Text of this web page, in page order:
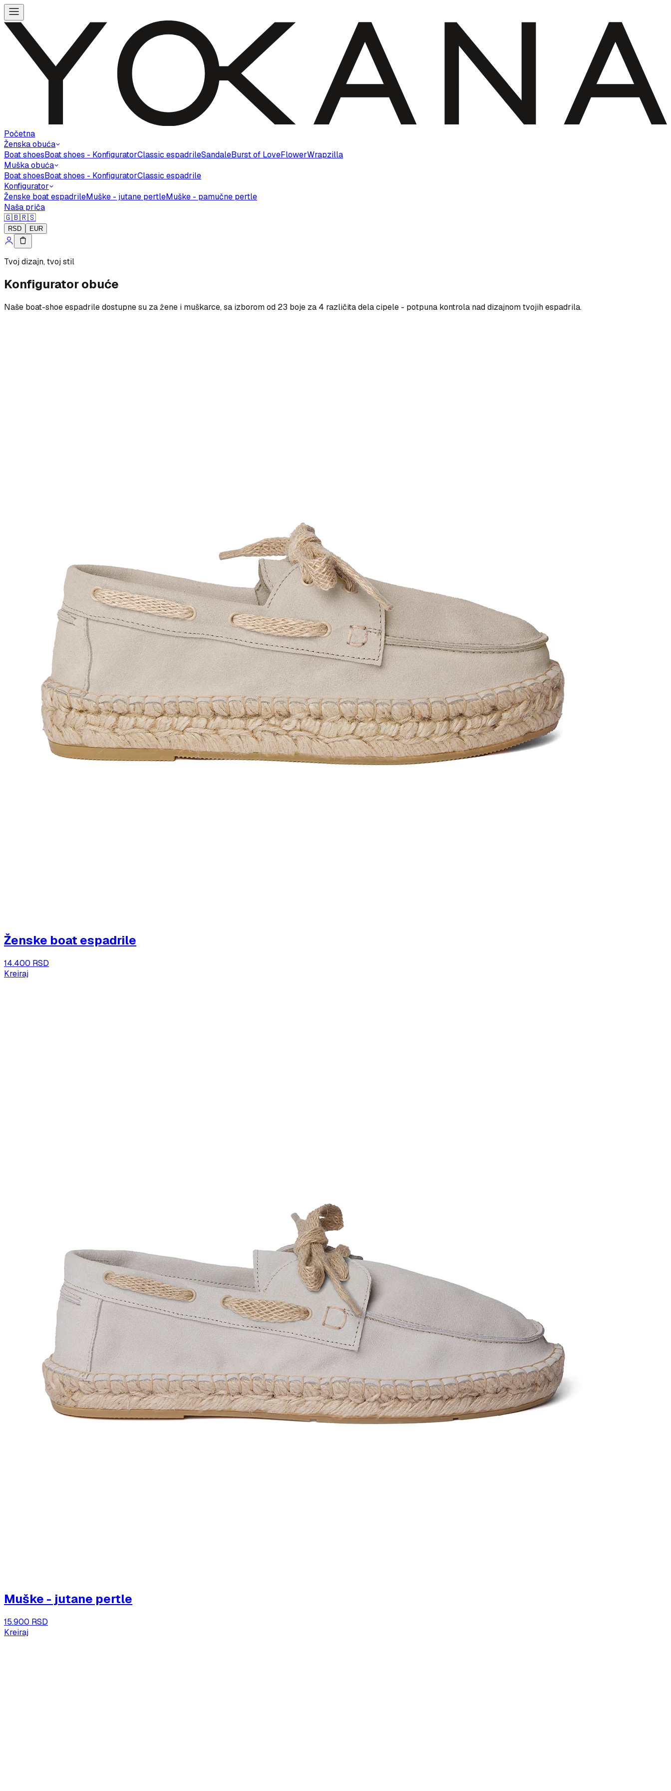
Početna
Ženska obuća
Boat shoesBoat shoes - KonfiguratorClassic espadrileSandaleBurst of LoveFlowerWrapzilla
Muška obuća
Boat shoesBoat shoes - KonfiguratorClassic espadrile
Konfigurator
Ženske boat espadrileMuške - jutane pertleMuške - pamučne pertle
Naša priča
🇬🇧🇷🇸
RSD EUR
Tvoj dizajn, tvoj stil
Konfigurator obuće
Naše boat-shoe espadrile dostupne su za žene i muškarce, sa izborom od 23 boje za 4 različita dela cipele - potpuna kontrola nad dizajnom tvojih espadrila.
Ženske boat espadrile
14.400 RSD
Kreiraj
Muške - jutane pertle
15.900 RSD
Kreiraj